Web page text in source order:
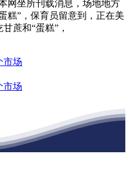
网坐所刊载消息，场地地方
糕”，保育员留意到，正在美
蔗和“蛋糕”，
市场
市场